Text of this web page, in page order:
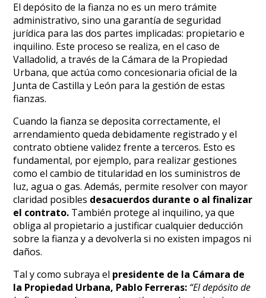
El depósito de la fianza no es un mero trámite
administrativo, sino una garantía de seguridad
jurídica para las dos partes implicadas: propietario e
inquilino. Este proceso se realiza, en el caso de
Valladolid, a través de la Cámara de la Propiedad
Urbana, que actúa como concesionaria oficial de la
Junta de Castilla y León para la gestión de estas
fianzas.
Cuando la fianza se deposita correctamente, el
arrendamiento queda debidamente registrado y el
contrato obtiene validez frente a terceros. Esto es
fundamental, por ejemplo, para realizar gestiones
como el cambio de titularidad en los suministros de
luz, agua o gas. Además, permite resolver con mayor
claridad posibles desacuerdos durante o al finalizar
el contrato. También protege al inquilino, ya que
obliga al propietario a justificar cualquier deducción
sobre la fianza y a devolverla si no existen impagos ni
daños.
Tal y como subraya el presidente de la Cámara de
la Propiedad Urbana, Pablo Ferreras: “El depósito de